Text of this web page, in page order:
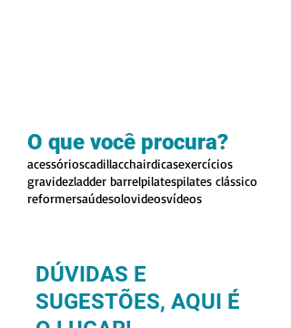
O que você procura?
acessórioscadillacchairdicasexercícios
gravidezladder barrelpilatespilates clássico
reformersaúdesolovideosvídeos
DÚVIDAS E
SUGESTÕES, AQUI É